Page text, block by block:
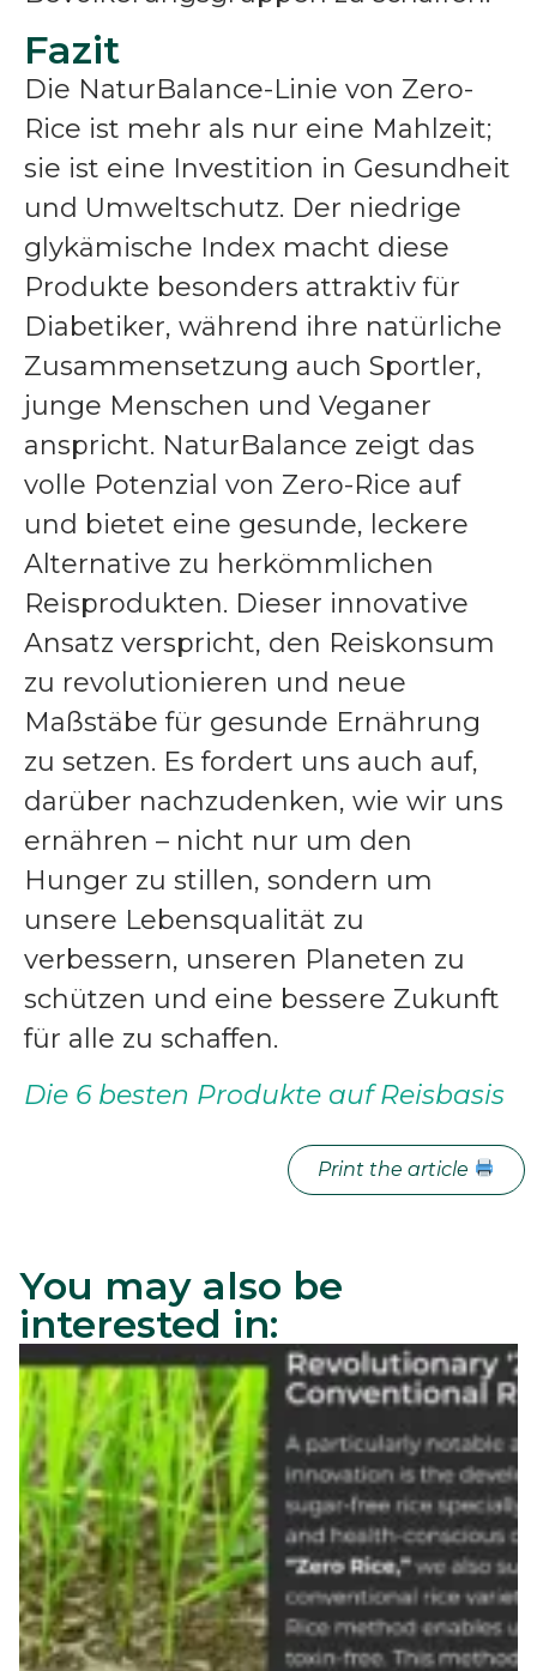
Fazit
Die NaturBalance-Linie von Zero-
Rice ist mehr als nur eine Mahlzeit;
sie ist eine Investition in Gesundheit
und Umweltschutz. Der niedrige
glykämische Index macht diese
Produkte besonders attraktiv für
Diabetiker, während ihre natürliche
Zusammensetzung auch Sportler,
junge Menschen und Veganer
anspricht. NaturBalance zeigt das
volle Potenzial von Zero-Rice auf
und bietet eine gesunde, leckere
Alternative zu herkömmlichen
Reisprodukten. Dieser innovative
Ansatz verspricht, den Reiskonsum
zu revolutionieren und neue
Maßstäbe für gesunde Ernährung
zu setzen. Es fordert uns auch auf,
darüber nachzudenken, wie wir uns
ernähren – nicht nur um den
Hunger zu stillen, sondern um
unsere Lebensqualität zu
verbessern, unseren Planeten zu
schützen und eine bessere Zukunft
für alle zu schaffen.
Die 6 besten Produkte auf Reisbasis
Print the article
You may also be
interested in: